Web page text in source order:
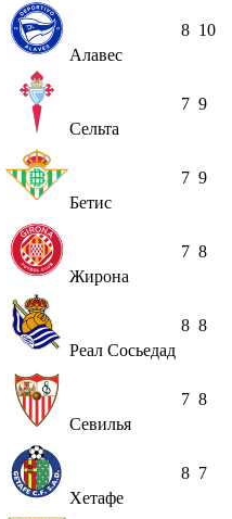
Алавес
8 10
Сельта
7 9
Бетис
7 9
Жирона
7 8
Реал Сосьедад
8 8
Севилья
7 8
Хетафе
8 7